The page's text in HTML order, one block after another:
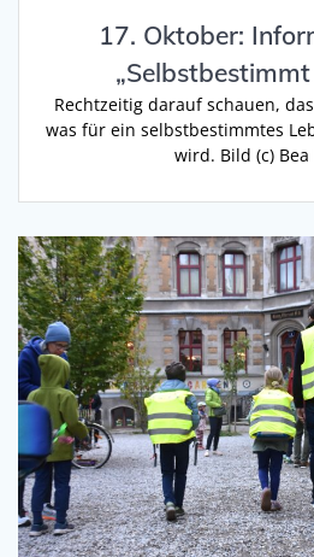
17. Oktober:
Rechtzeitig darauf schauen,
was für ein selbstbestimmtes
wird. Bild (c) Bea